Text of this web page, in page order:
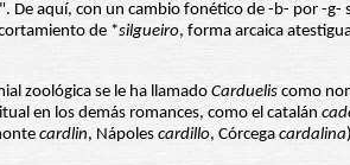
De aquí, con un cambio fonético de -b- por -g-
de *silgueiro, forma arcaica
zoológica se le ha llamadoCarduelis como
en los demás romances, como el catalán
cardlin, Nápoles cardillo, Córcega cardalina